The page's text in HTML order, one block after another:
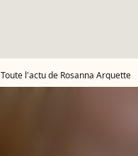
Toute l'actu de Rosanna Arquette